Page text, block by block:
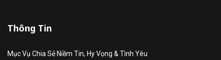
Thông Tin
Mục Vụ Chia Sẻ Niềm Tin, Hy Vọng & Tình Yêu